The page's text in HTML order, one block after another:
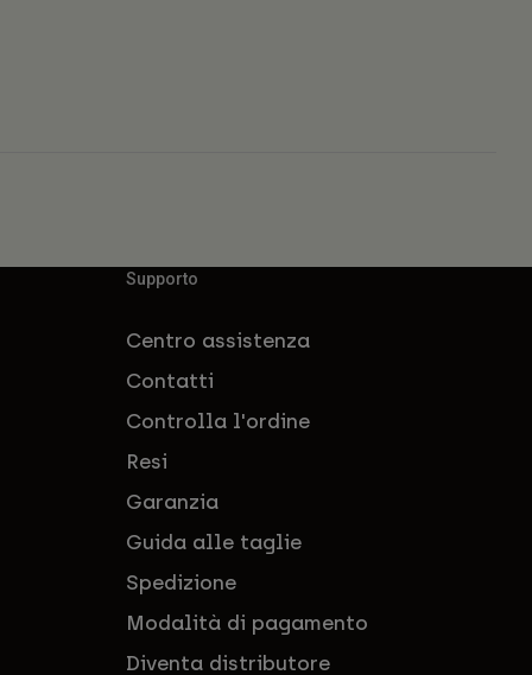
Supporto
Centro assistenza
Contatti
Controlla l'ordine
Resi
Garanzia
Guida alle taglie
Spedizione
Modalità di pagamento
Diventa distributore